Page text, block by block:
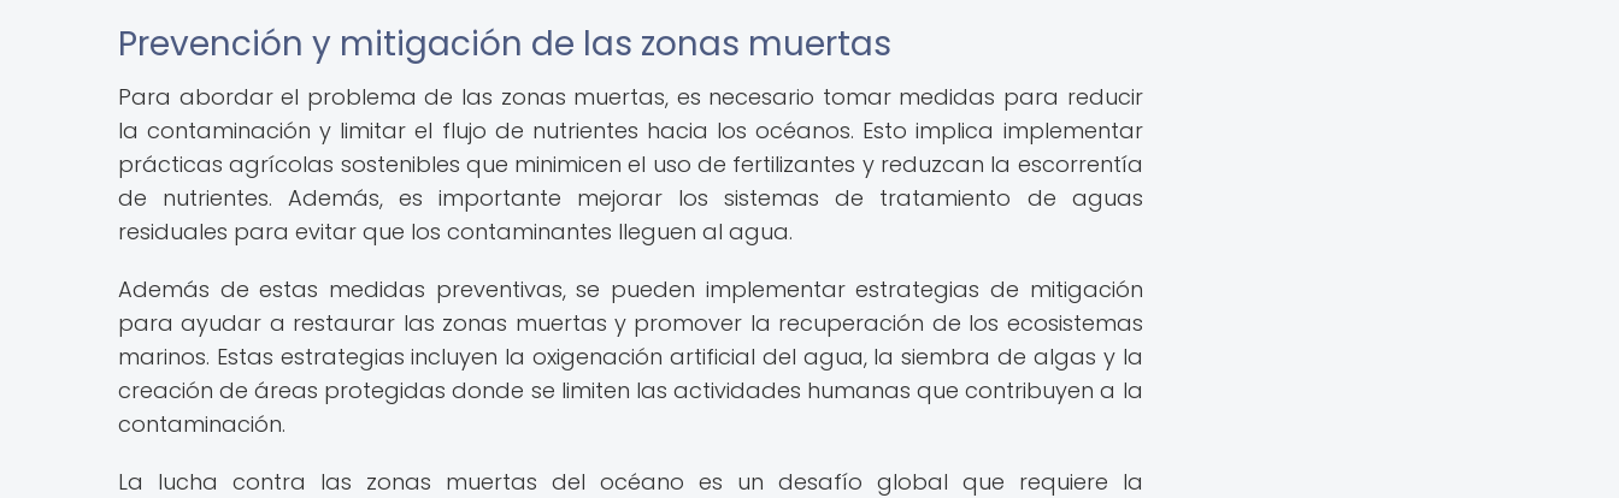
Prevención y mitigación de las zonas muertas
Para abordar el problema de las zonas muertas, es necesario tomar medidas para reducir
la contaminación y limitar el flujo de nutrientes hacia los océanos. Esto implica implementar
prácticas agrícolas sostenibles que minimicen el uso de fertilizantes y reduzcan la escorrentía
de nutrientes. Además, es importante mejorar los sistemas de tratamiento de aguas
residuales para evitar que los contaminantes lleguen al agua.
Además de estas medidas preventivas, se pueden implementar estrategias de mitigación
para ayudar a restaurar las zonas muertas y promover la recuperación de los ecosistemas
marinos. Estas estrategias incluyen la oxigenación artificial del agua, la siembra de algas y la
creación de áreas protegidas donde se limiten las actividades humanas que contribuyen a la
contaminación.
La lucha contra las zonas muertas del océano es un desafío global que requiere la